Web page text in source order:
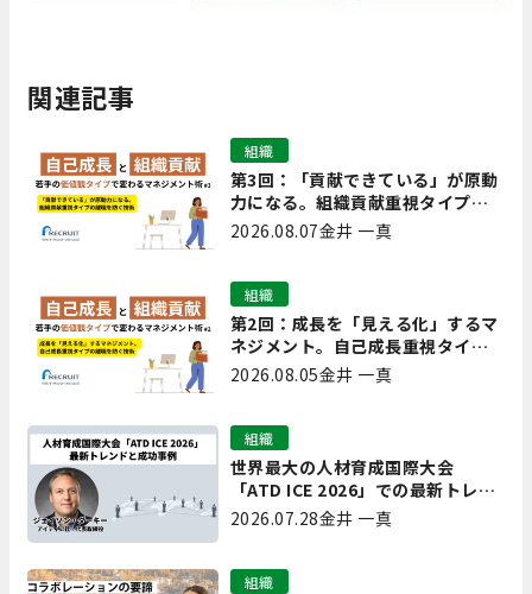
関連記事
第3回：「貢献できている」が原動
力になる。組織貢献重視タイプの
離職を防ぐ技術
組織
2026.08.07金井 一真
第2回：成長を「見える化」するマ
ネジメント。自己成長重視タイプ
の離職を防ぐ技術
組織
2026.08.05金井 一真
世界最大の人材育成国際大会
「ATD ICE 2026」での最新トレン
ドと成功事例｜「重要で実用的
な、日本にも合う」ホットトピッ
組織
2026.07.28金井 一真
組織